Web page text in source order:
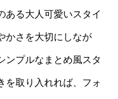
ある大人可愛いスタイ
かさを大切にしなが
ンプルなまとめ風スタ
を取り入れれば、フォ